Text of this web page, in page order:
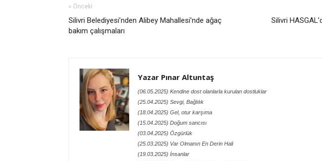
« Önceki
Silivri Belediyesi’nden Alibey Mahallesi’nde ağaç
bakım çalışmaları
Silivri
Yazar Pınar Altuntaş
(06.05.2025) Kendine dost olanlarla kurulan dostluklar
(25.04.2025) Sevgi, Bağlılık
(18.04.2025) Gel, otur karşıma
(15.04.2025) Doğum sancısı
(03.04.2025) Özgürlük
(25.03.2025) Var Olmanın En Derin Hali
(19.03.2025) İnsanlar